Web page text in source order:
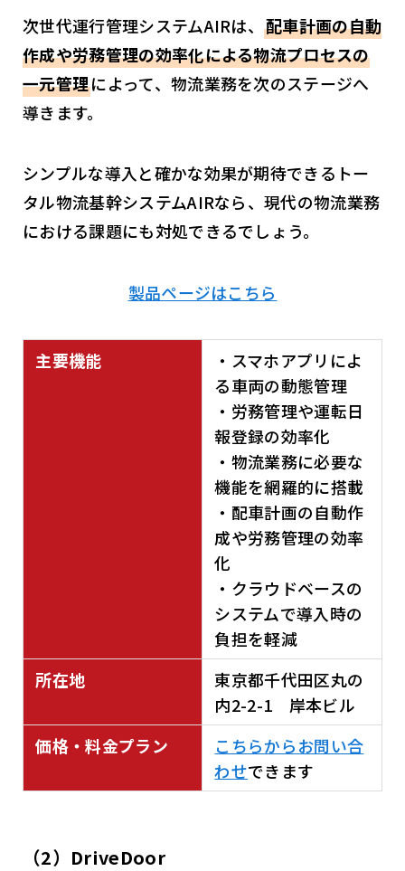
次世代運行管理システムAIRは、配車計画の自動
作成や労務管理の効率化による物流プロセスの
一元管理によって、物流業務を次のステージへ
導きます。
シンプルな導入と確かな効果が期待できるトー
タル物流基幹システムAIRなら、現代の物流業務
における課題にも対処できるでしょう。
製品ページはこちら
主要機能
・スマホアプリによ
る車両の動態管理
・労務管理や運転日
報登録の効率化
・物流業務に必要な
機能を網羅的に搭載
・配車計画の自動作
成や労務管理の効率
化
・クラウドベースの
システムで導入時の
負担を軽減
所在地
東京都千代田区丸の
内2-2-1 岸本ビル
価格・料金プラン
こちらからお問い合
わせできます
（2）DriveDoor